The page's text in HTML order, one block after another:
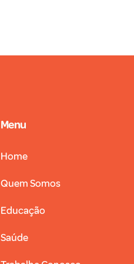
Menu
Home
Quem Somos
Educação
Saúde